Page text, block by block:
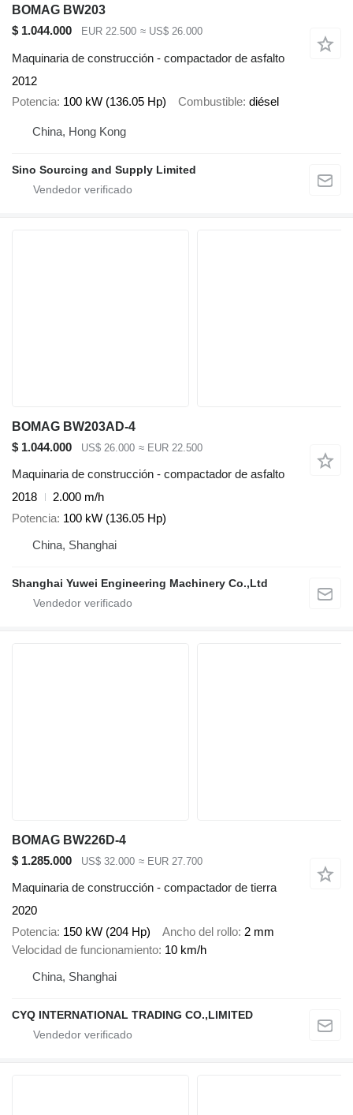
BOMAG BW203
$ 1.044.000
EUR 22.500 ≈ US$ 26.000
Maquinaria de construcción - compactador de asfalto
2012
Potencia 100 kW (136.05 Hp) Combustible diésel
China, Hong Kong
Sino Sourcing and Supply Limited
BOMAG BW203AD-4
$ 1.044.000
US$ 26.000 ≈ EUR 22.500
Maquinaria de construcción - compactador de asfalto
2018
2.000 m/h
Potencia 100 kW (136.05 Hp)
China, Shanghai
Shanghai Yuwei Engineering Machinery Co.,Ltd
BOMAG BW226D-4
$ 1.285.000
US$ 32.000 ≈ EUR 27.700
Maquinaria de construcción - compactador de tierra
2020
Potencia 150 kW (204 Hp) Ancho del rollo 2 mm
Velocidad de funcionamiento 10 km/h
China, Shanghai
CYQ INTERNATIONAL TRADING CO.,LIMITED